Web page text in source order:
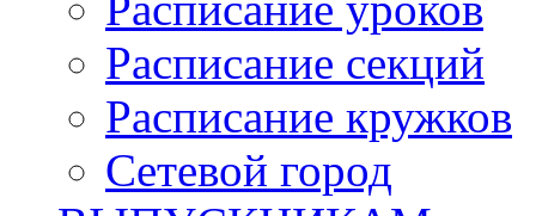
Расписание секций
Расписание кружков
Сетевой город